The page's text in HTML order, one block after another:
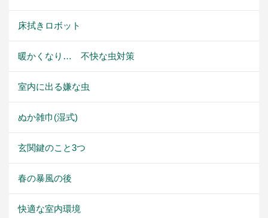
床拭きロボット
暖かくなり… 不快な虫対策
室内に出る嫌な虫
ぬか雑巾(湿式)
玄関鍵のこと3つ
春の暴風の後
快適な室内環境